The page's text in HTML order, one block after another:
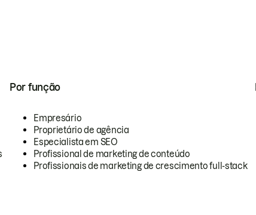
Por função
Empresário
Proprietário de agência
Especialista em SEO
Profissional de marketing de conteúdo
Profissionais de marketing de crescimento full-stack